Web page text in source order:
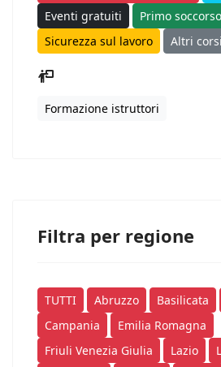
Eventi gratuiti
Primo
Sicurezza sul lavoro
Altri corsi
Formazione istruttori
Filtra per regione
TUTTI Abruzzo Basilicata
Campania
Emilia Romagna
Friuli Venezia Giulia
Lazio